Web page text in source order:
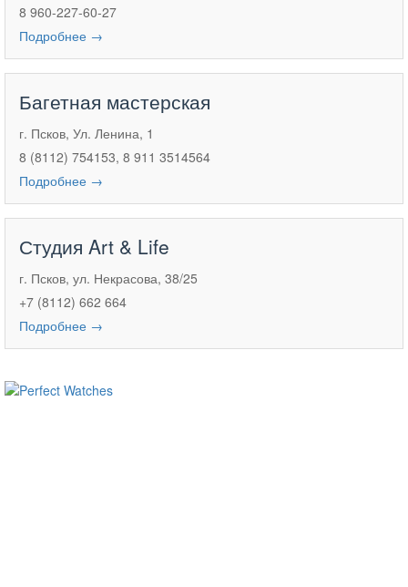
8 960-227-60-27
Подробнее →
Багетная мастерская
г. Псков, Ул. Ленина, 1
8 (8112) 754153, 8 911 3514564
Подробнее →
Студия Art & Life
г. Псков, ул. Некрасова, 38/25
+7 (8112) 662 664
Подробнее →